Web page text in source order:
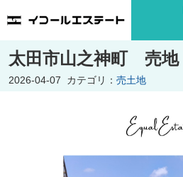
太田市山之神町 売地
2026-04-07 カテゴリ： 売土地